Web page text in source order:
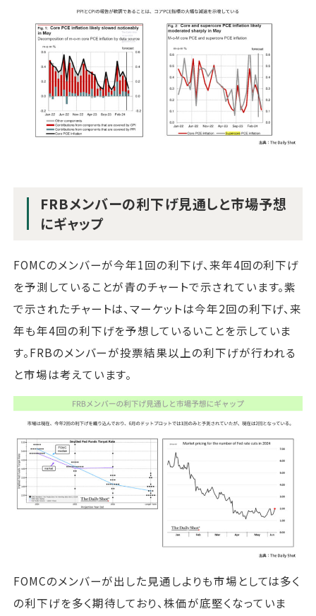
FRBメンバーの利下げ見通しと市場予想
にギャップ
FOMCのメンバーが今年1回の利下げ、来年4回の利下げ
を予測していることが青のチャートで示されています。紫
で示されたチャートは、マーケットは今年2回の利下げ、来
年も年4回の利下げを予想しているいことを示していま
す。FRBのメンバーが投票結果以上の利下げが行われる
と市場は考えています。
FOMCのメンバーが出した見通しよりも市場としては多く
の利下げを多く期待しており、株価が底堅くなっていま